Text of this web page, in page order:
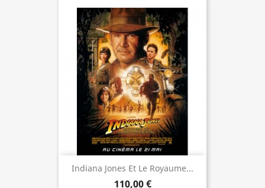
Indiana Jones Et Le Royaume...
110,00 €